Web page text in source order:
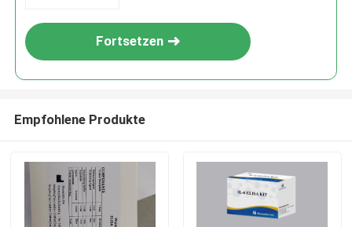
Fortsetzen
Empfohlene Produkte